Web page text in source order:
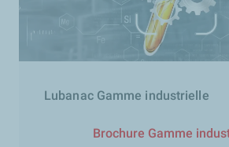
Lubanac Gamme industrielle
Brochure Gamme